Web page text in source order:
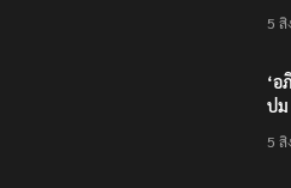
ธุร
5 สิ
‘อ
ปม
5 สิ